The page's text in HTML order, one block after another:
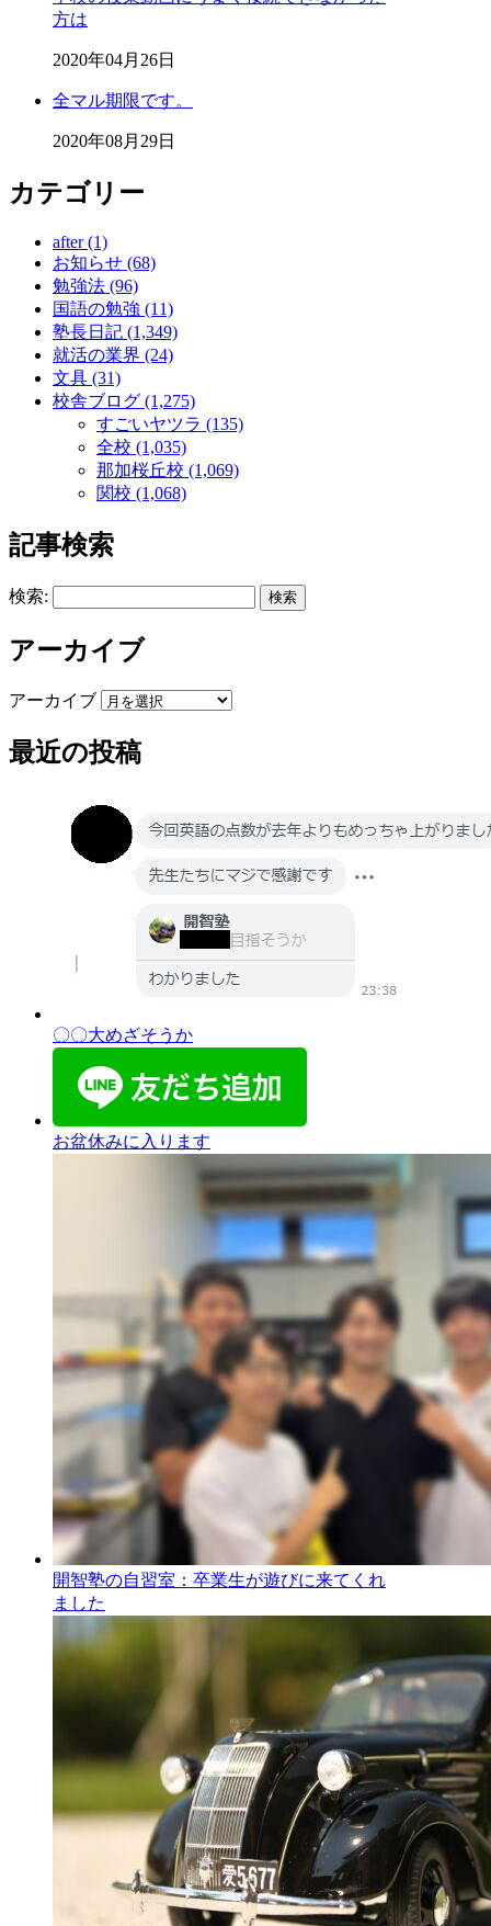
方は
2020年04月26日
全マル期限です。
2020年08月29日
カテゴリー
after (1)
お知らせ (68)
勉強法 (96)
国語の勉強 (11)
塾長日記 (1,349)
就活の業界 (24)
文具 (31)
校舎ブログ (1,275)
すごいヤツラ (135)
全校 (1,035)
那加桜丘校 (1,069)
関校 (1,068)
記事検索
検索:
アーカイブ
アーカイブ
最近の投稿
〇〇大めざそうか
お盆休みに入ります
開智塾の自習室：卒業生が遊びに来てくれ
ました